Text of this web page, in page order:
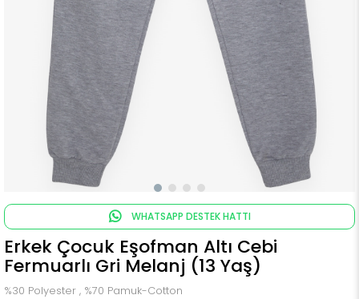
WHATSAPP DESTEK HATTI
Erkek Çocuk Eşofman Altı Cebi
Fermuarlı Gri Melanj (13 Yaş)
%30 Polyester , %70 Pamuk-Cotton